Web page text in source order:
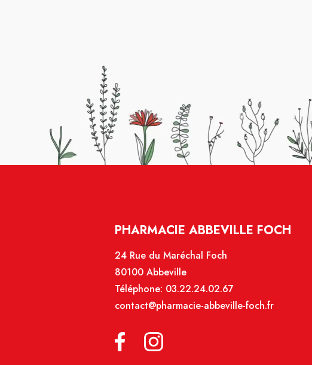
PHARMACIE ABBEVILLE FOCH
24 Rue du Maréchal Foch
80100 Abbeville
Téléphone: 03.22.24.02.67
contact@pharmacie-abbeville-foch.fr